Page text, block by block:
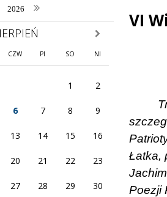
rok
2026 następny rok
następny miesiąc
CZW PI SO NI
1 2
6 7 8 9
13 14 15 16
20 21 22 23
27 28 29 30
VI
Łatka,
Poezji